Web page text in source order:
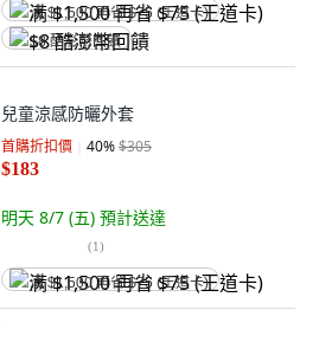
满 $1,500 再省 $75 (王道卡)
$8 酷澎幣回饋
兒童涼感防曬外套
首購折扣價 40%$305
$183
明天 8/7 (五) 預計送達
(1)
满 $1,500 再省 $75 (王道卡)